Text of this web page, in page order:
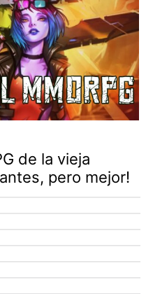
de la vieja
pero mejor!